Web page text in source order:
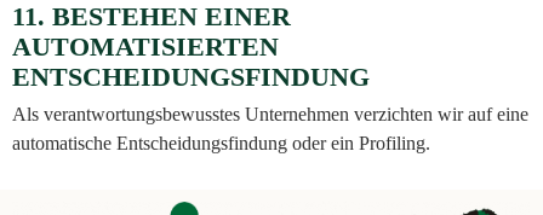
11. BESTEHEN EINER
AUTOMATISIERTEN
ENTSCHEIDUNGSFINDUNG
Als verantwortungsbewusstes Unternehmen verzichten wir auf eine
automatische Entscheidungsfindung oder ein Profiling.